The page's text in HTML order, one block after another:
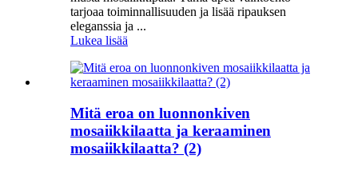
tarjoaa toiminnallisuuden ja lisää ripauksen
eleganssia ja ...
Lukea lisää
Mitä eroa on luonnonkiven
mosaiikkilaatta ja keraaminen
mosaiikkilaatta? (2)